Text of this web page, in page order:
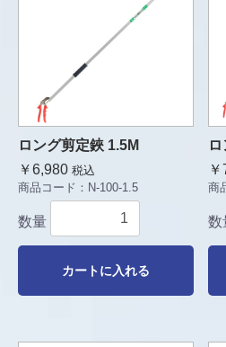
ロング剪定鋏 1.5M
￥6,980 税込
商品コード： N-100-1.5
数量
カートに入れる
商
数